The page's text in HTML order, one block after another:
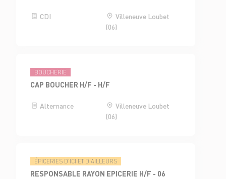
CDI
Villeneuve Loubet
(06)
BOUCHERIE
CAP BOUCHER H/F - H/F
Alternance
Villeneuve Loubet
(06)
ÉPICERIES D'ICI ET D'AILLEURS
RESPONSABLE RAYON EPICERIE H/F - 06